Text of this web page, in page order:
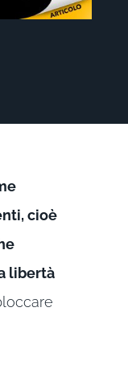
cioè
libertà